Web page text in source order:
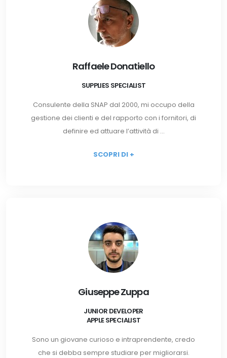
Raffaele Donatiello
SUPPLIES SPECIALIST
Consulente della SNAP dal 2000, mi occupo della
gestione dei clienti e del rapporto con i fornitori, di
definire ed attuare l’attività di ...
SCOPRI DI +
Giuseppe Zuppa
JUNIOR DEVELOPER
APPLE SPECIALIST
Sono un giovane curioso e intraprendente, credo
che si debba sempre studiare per migliorarsi.